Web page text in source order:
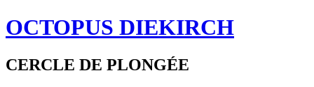
OCTOPUS DIEKIRCH
CERCLE DE PLONGÉE